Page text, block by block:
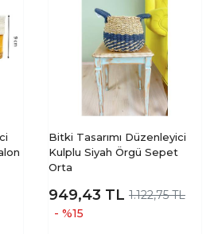
Bitki Tasarımı Düzenleyici
Kulplu Siyah Örgü Sepet
Orta
949,43 TL 1.122,75 TL
- %15